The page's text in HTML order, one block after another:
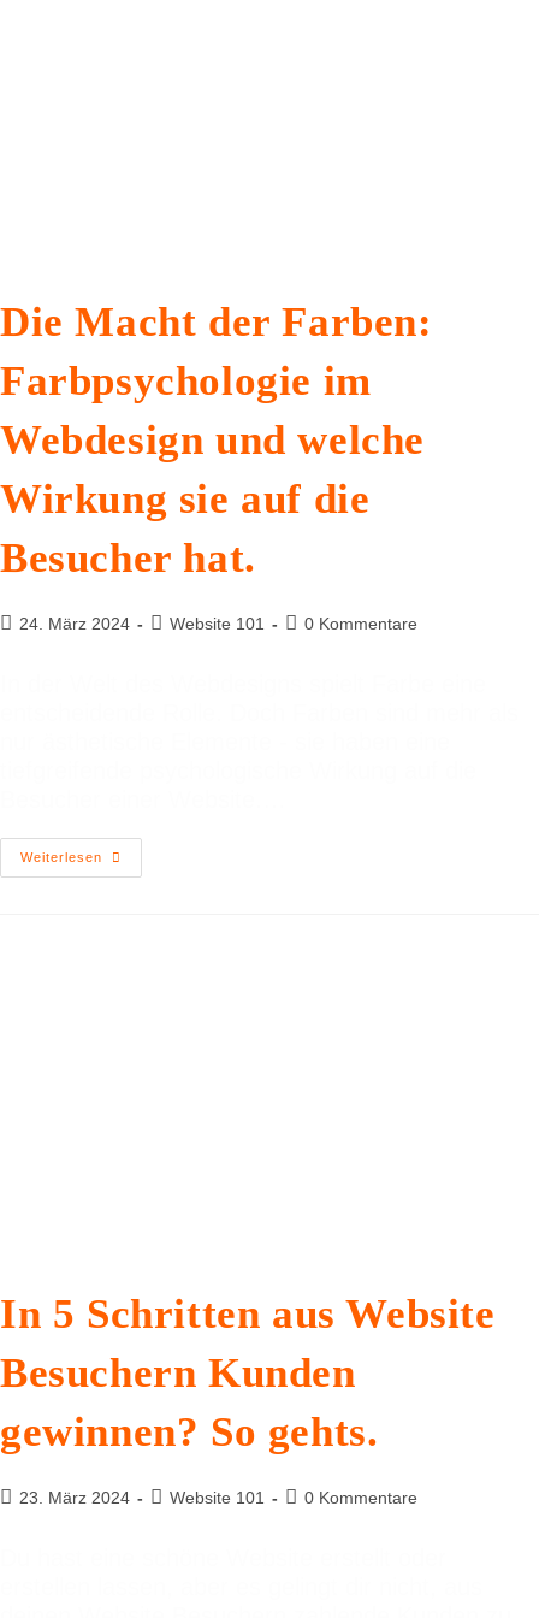
Die Macht der Farben:
Farbpsychologie im
Webdesign und welche
Wirkung sie auf die
Besucher hat.
24. März 2024 Website 101 0 Kommentare
Weiterlesen
In 5 Schritten aus Website
Besuchern Kunden
gewinnen? So gehts.
23. März 2024 Website 101 0 Kommentare